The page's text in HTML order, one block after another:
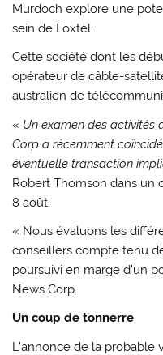
Murdoch explore une
sein de Foxtel.
Cette société dont les
opérateur de câble-
australien de
« Un examen des activités
Corp a récemment
éventuelle transaction
Robert Thomson dans un
8 août.
« Nous évaluons les
conseillers compte tenu
poursuivi en marge d’un
News Corp.
Un coup de tonnerre
L’annonce de la